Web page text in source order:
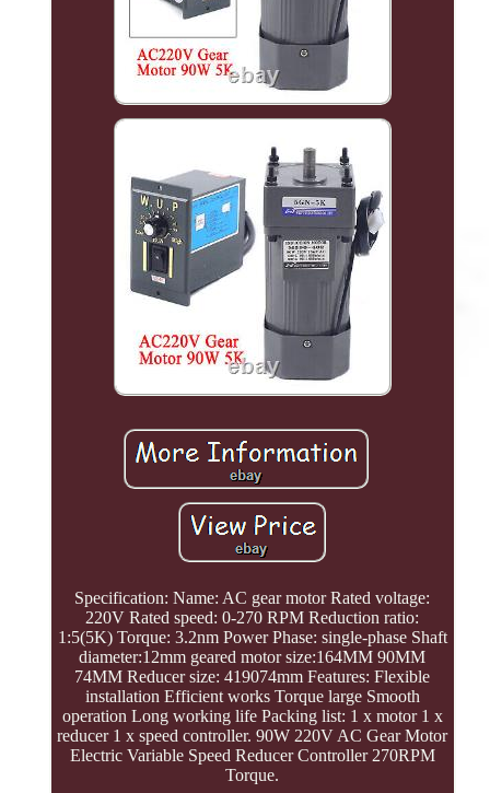
Specification: Name: AC gear motor Rated voltage:
220V Rated speed: 0-270 RPM Reduction ratio:
1:5(5K) Torque: 3.2nm Power Phase: single-phase Shaft
diameter:12mm geared motor size:164MM 90MM
74MM Reducer size: 419074mm Features: Flexible
installation Efficient works Torque large Smooth
operation Long working life Packing list: 1 x motor 1 x
reducer 1 x speed controller. 90W 220V AC Gear Motor
Electric Variable Speed Reducer Controller 270RPM
Torque.